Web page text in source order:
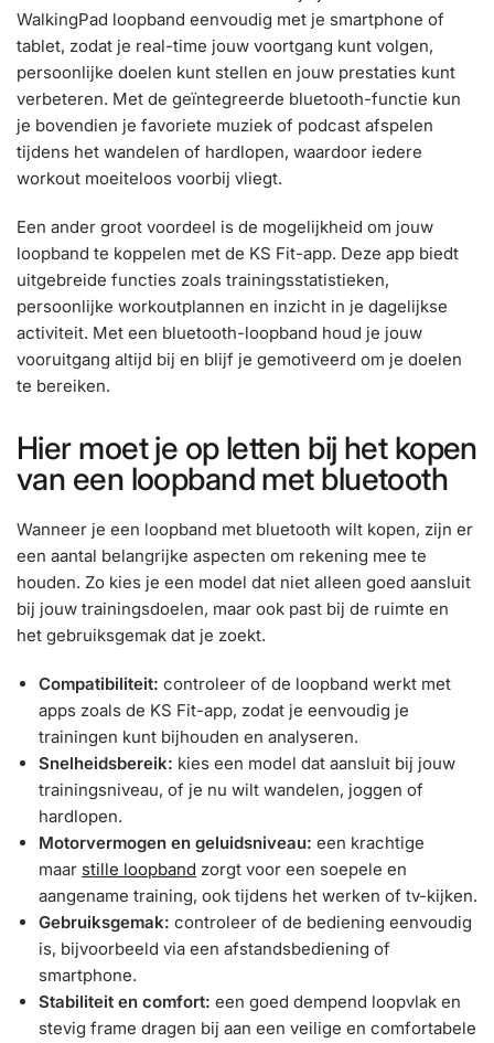
WalkingPad loopband eenvoudig met je smartphone of
tablet, zodat je real-time jouw voortgang kunt volgen,
persoonlijke doelen kunt stellen en jouw prestaties kunt
verbeteren. Met de geïntegreerde bluetooth-functie kun
je bovendien je favoriete muziek of podcast afspelen
tijdens het wandelen of hardlopen, waardoor iedere
workout moeiteloos voorbij vliegt.
Een ander groot voordeel is de mogelijkheid om jouw
loopband te koppelen met de KS Fit-app. Deze app biedt
uitgebreide functies zoals trainingsstatistieken,
persoonlijke workoutplannen en inzicht in je dagelijkse
activiteit. Met een bluetooth-loopband houd je jouw
vooruitgang altijd bij en blijf je gemotiveerd om je doelen
te bereiken.
Hier moet je op letten bij het kopen
van een loopband met bluetooth
Wanneer je een loopband met bluetooth wilt kopen, zijn er
een aantal belangrijke aspecten om rekening mee te
houden. Zo kies je een model dat niet alleen goed aansluit
bij jouw trainingsdoelen, maar ook past bij de ruimte en
het gebruiksgemak dat je zoekt.
Compatibiliteit: controleer of de loopband werkt met
apps zoals de KS Fit-app, zodat je eenvoudig je
trainingen kunt bijhouden en analyseren.
Snelheidsbereik: kies een model dat aansluit bij jouw
trainingsniveau, of je nu wilt wandelen, joggen of
hardlopen.
Motorvermogen en geluidsniveau: een krachtige
maar stille loopband zorgt voor een soepele en
aangename training, ook tijdens het werken of tv-kijken.
Gebruiksgemak: controleer of de bediening eenvoudig
is, bijvoorbeeld via een afstandsbediening of
smartphone.
Stabiliteit en comfort: een goed dempend loopvlak en
stevig frame dragen bij aan een veilige en comfortabele